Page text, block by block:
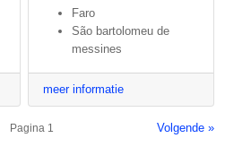
Faro
São bartolomeu de
messines
meer informatie
Volgende »
Pagina 1